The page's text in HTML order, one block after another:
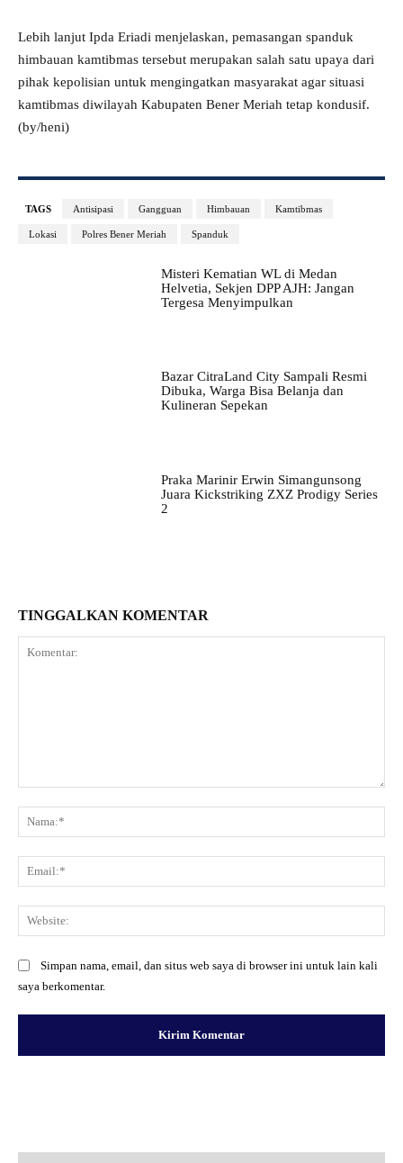
Lebih lanjut Ipda Eriadi menjelaskan, pemasangan spanduk
himbauan kamtibmas tersebut merupakan salah satu upaya dari
pihak kepolisian untuk mengingatkan masyarakat agar situasi
kamtibmas diwilayah Kabupaten Bener Meriah tetap kondusif.
(by/heni)
TAGS Antisipasi Gangguan Himbauan Kamtibmas
Lokasi Polres Bener Meriah Spanduk
Misteri Kematian WL di Medan
Helvetia, Sekjen DPP AJH: Jangan
Tergesa Menyimpulkan
Bazar CitraLand City Sampali Resmi
Dibuka, Warga Bisa Belanja dan
Kulineran Sepekan
Praka Marinir Erwin Simangunsong
Juara Kickstriking ZXZ Prodigy Series
2
TINGGALKAN KOMENTAR
Simpan nama, email, dan situs web saya di browser ini untuk lain kali
saya berkomentar.